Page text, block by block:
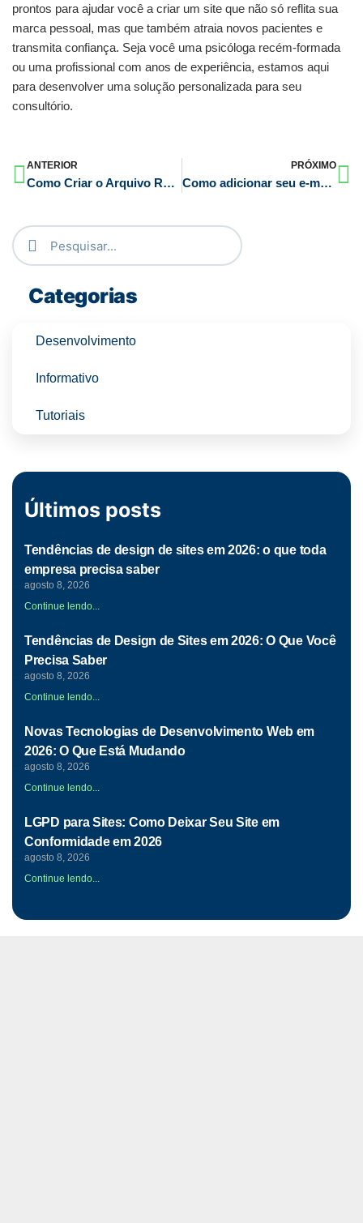
prontos para ajudar você a criar um site que não só reflita sua
marca pessoal, mas que também atraia novos pacientes e
transmita confiança. Seja você uma psicóloga recém-formada
ou uma profissional com anos de experiência, estamos aqui
para desenvolver uma solução personalizada para seu
consultório.
ANTERIOR
Como Criar o Arquivo Robots.txt no WordPress
PRÓXIMO
Como adicionar seu e-mail profissional no gmail
Categorias
Desenvolvimento
Informativo
Tutoriais
Últimos posts
Tendências de design de sites em 2026: o que toda
empresa precisa saber
agosto 8, 2026
Continue lendo...
Tendências de Design de Sites em 2026: O Que Você
Precisa Saber
agosto 8, 2026
Continue lendo...
Novas Tecnologias de Desenvolvimento Web em
2026: O Que Está Mudando
agosto 8, 2026
Continue lendo...
LGPD para Sites: Como Deixar Seu Site em
Conformidade em 2026
agosto 8, 2026
Continue lendo...